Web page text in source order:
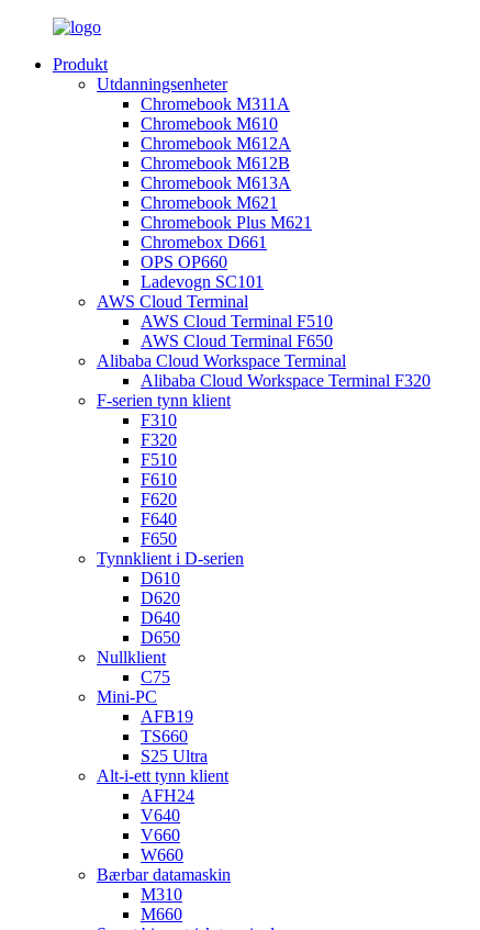
Produkt
Utdanningsenheter
Chromebook M311A
Chromebook M610
Chromebook M612A
Chromebook M612B
Chromebook M613A
Chromebook M621
Chromebook Plus M621
Chromebox D661
OPS OP660
Ladevogn SC101
AWS Cloud Terminal
AWS Cloud Terminal F510
AWS Cloud Terminal F650
Alibaba Cloud Workspace Terminal
Alibaba Cloud Workspace Terminal F320
F-serien tynn klient
F310
F320
F510
F610
F620
F640
F650
Tynnklient i D-serien
D610
D620
D640
D650
Nullklient
C75
Mini-PC
AFB19
TS660
S25 Ultra
Alt-i-ett tynn klient
AFH24
V640
V660
W660
Bærbar datamaskin
M310
M660